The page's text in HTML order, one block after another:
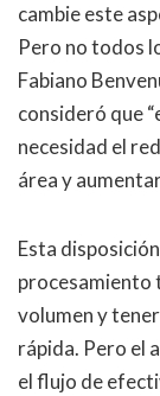
cambie este
Pero no todos
Fabiano
consideró que
necesidad el
área y
Esta
procesamiento
volumen y
rápida. Pero el
el flujo de